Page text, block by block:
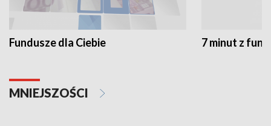
Fundusze dla Ciebie 7 minut z
MNIEJSZOŚCI